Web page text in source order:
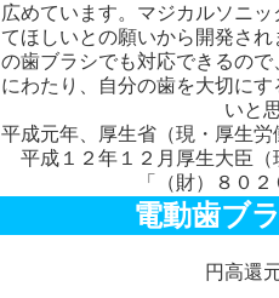
広めています。マジカルソニ
てほしいとの願いから開発さ
の歯ブラシでも対応できるの
にわたり、自分の歯を大切に
いと
平成元年、厚生省（現・厚生労
平成１２年１２月厚生大臣
「（財）８０
電動歯ブ
円高還